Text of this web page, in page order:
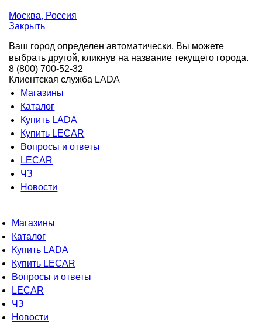
Москва, Россия
Закрыть
Ваш город определен автоматически. Вы можете
выбрать другой, кликнув на название текущего города.
8 (800) 700-52-32
Клиентская служба LADA
Магазины
Каталог
Купить LADA
Купить LECAR
Вопросы и ответы
LECAR
ЧЗ
Новости
Магазины
Каталог
Купить LADA
Купить LECAR
Вопросы и ответы
LECAR
ЧЗ
Новости